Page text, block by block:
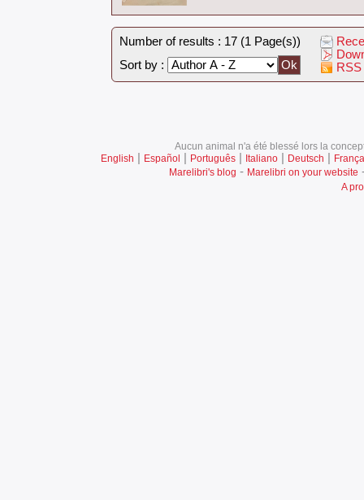
Number of results : 17 (1 Page(s))
Sort by :
Aucun animal n'a été blessé lors la
English | Español | Português| Italiano| Deutsch |
Marelibri's blog - Marelibri on your website
A